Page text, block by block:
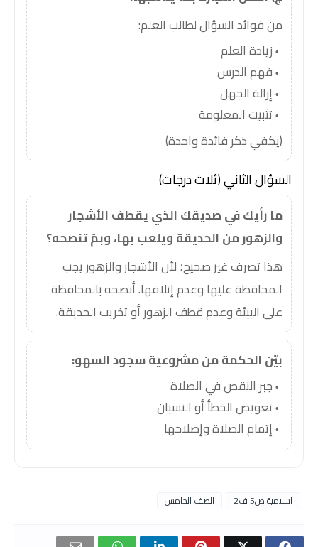
من فوائد السؤال لطالب العلم:
زيادة العلم
فهم الدرس
إزالة الجهل
تثبيت المعلومة
(يكفي ذكر فائدة واحدة)
السؤال الثاني (ثلاث درجات)
ما رأيك في صديقك الذي يقطف الأشجار
والزهور من الحديقة ويلعب بها، وبمَ تنصحه؟
هذا تصرف غير صحيح؛ لأن الأشجار والزهور يجب
المحافظة عليها وعدم إتلافها. أنصحه بالمحافظة
على البيئة وعدم قطف الزهور أو تخريب الحديقة.
بيّن الحكمة من مشروعية سجود السهو:
جبر النقص في الصلاة
تعويض الخطأ أو النسيان
إتمام الصلاة وإصلاحها
اسلامية ص5 ف2 الصف الخامس